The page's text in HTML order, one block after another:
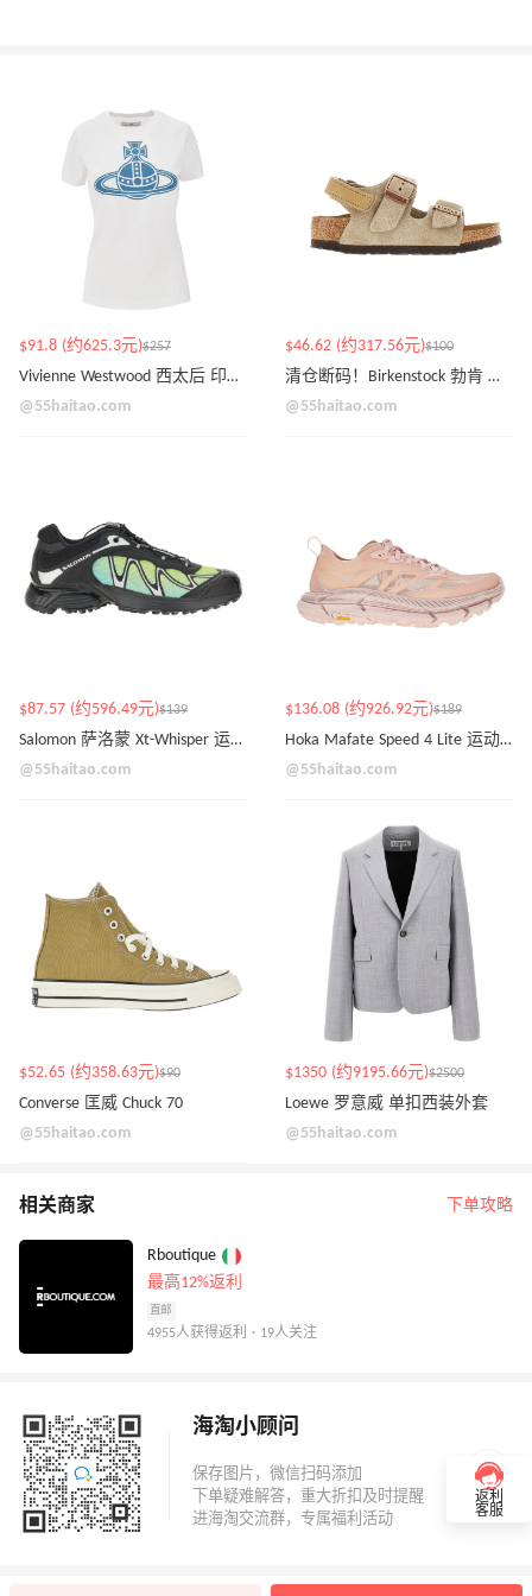
$91.8 (约625.3元)$257
Vivienne Westwood 西太后 印花收腰T恤
@55haitao.com
$46.62 (约317.56元)$100
清仓断码！Birkenstock 勃肯 Milano 麂皮 带后跟凉鞋
@55haitao.com
$87.57 (约596.49元)$139
Salomon 萨洛蒙 Xt-Whisper 运动鞋
@55haitao.com
$136.08 (约926.92元)$189
Hoka Mafate Speed 4 Lite 运动鞋
@55haitao.com
$52.65 (约358.63元)$90
Converse 匡威 Chuck 70
@55haitao.com
$1350 (约9195.66元)$2500
Loewe 罗意威 单扣西装外套
@55haitao.com
相关商家 下单攻略
Rboutique
最高12%返利
直邮
4955人获得返利 · 19人关注
海淘小顾问
返利
客服